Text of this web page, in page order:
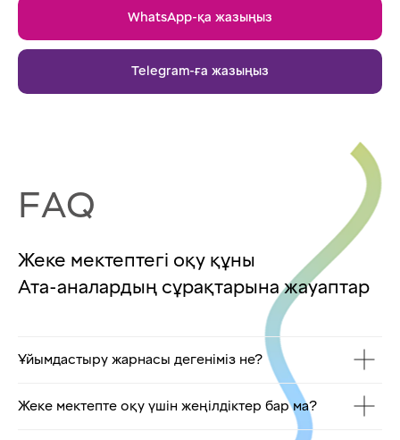
WhatsApp-қа жазыңыз
Telegram-ға жазыңыз
FAQ
Жеке мектептегі оқу құны
Ата-аналардың сұрақтарына жауаптар
Ұйымдастыру жарнасы дегеніміз не?
Жеке мектепте оқу үшін жеңілдіктер бар ма?